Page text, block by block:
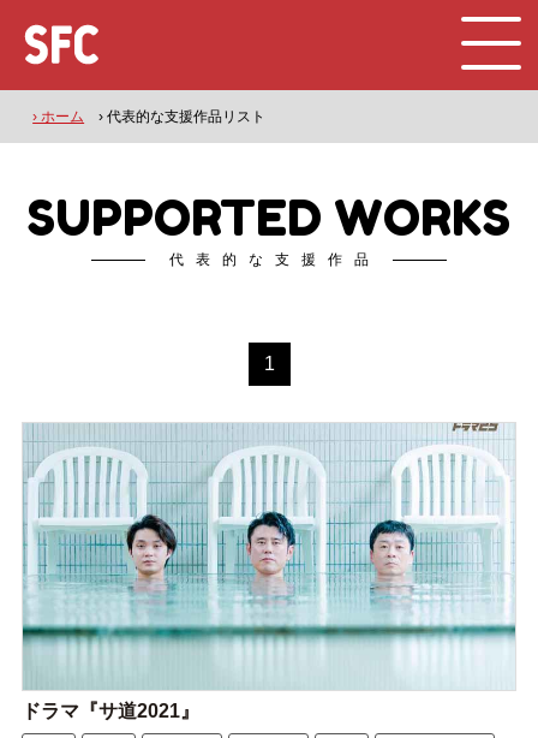
› ホーム › 代表的な支援作品リスト
SUPPORTED WORKS
代表的な支援作品
1
ドラマ『サ道2021』